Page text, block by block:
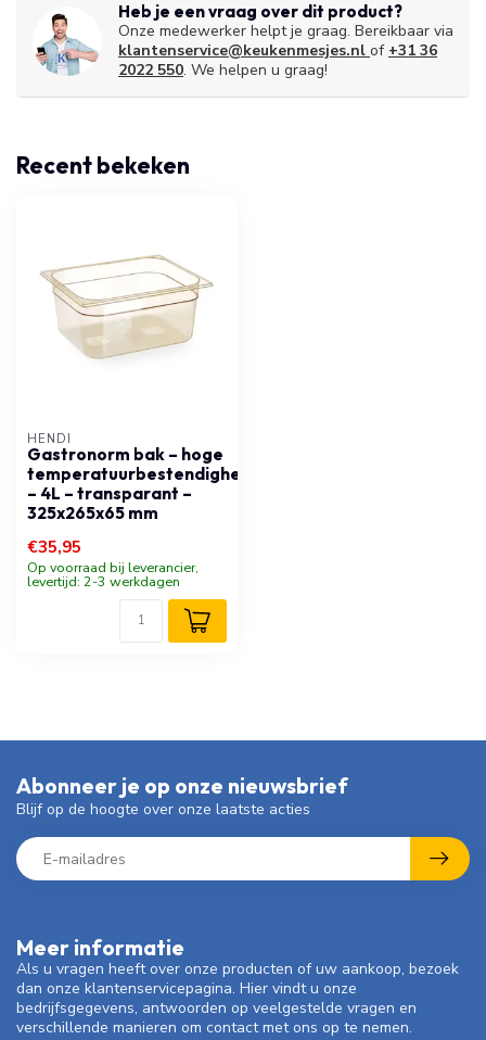
Heb je een vraag over dit product?
Onze medewerker helpt je graag. Bereikbaar via
klantenservice@keukenmesjes.nl of +31 36
2022 550. We helpen u graag!
Recent bekeken
HENDI
Gastronorm bak – hoge
temperatuurbestendigheid
– 4L – transparant –
325x265x65 mm
€35,95
Op voorraad bij leverancier,
levertijd: 2-3 werkdagen
Meer informatie
Als u vragen heeft over onze producten of uw aankoop, bezoek
dan onze klantenservicepagina. Hier vindt u onze
bedrijfsgegevens, antwoorden op veelgestelde vragen en
verschillende manieren om contact met ons op te nemen.
Abonneer je op onze nieuwsbrief
Blijf op de hoogte over onze laatste acties